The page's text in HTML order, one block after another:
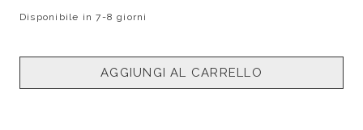
Disponibile in 7-8 giorni
AGGIUNGI AL CARRELLO